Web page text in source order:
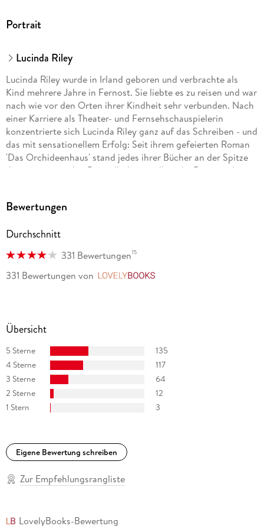
Portrait
Lucinda Riley
Lucinda Riley wurde in Irland geboren und verbrachte als
Kind mehrere Jahre in Fernost. Sie liebte es zu reisen und war
nach wie vor den Orten ihrer Kindheit sehr verbunden. Nach
einer Karriere als Theater- und Fernsehschauspielerin
konzentrierte sich Lucinda Riley ganz auf das Schreiben - und
das mit sensationellem Erfolg: Seit ihrem gefeierten Roman
'Das Orchideenhaus' stand jedes ihrer Bücher an der Spitze
der internationalen Bestsellerlisten, allein die Romane der
und ihren vier Kindern im englischen Norfolk und in West
Bewertungen
Durchschnitt
331 Bewertungen15
331 Bewertungen von
Übersicht
5 Sterne
135
4 Sterne
117
3 Sterne
64
2 Sterne
12
1 Stern
3
Eigene Bewertung schreiben
Zur Empfehlungsrangliste
LovelyBooks-Bewertung